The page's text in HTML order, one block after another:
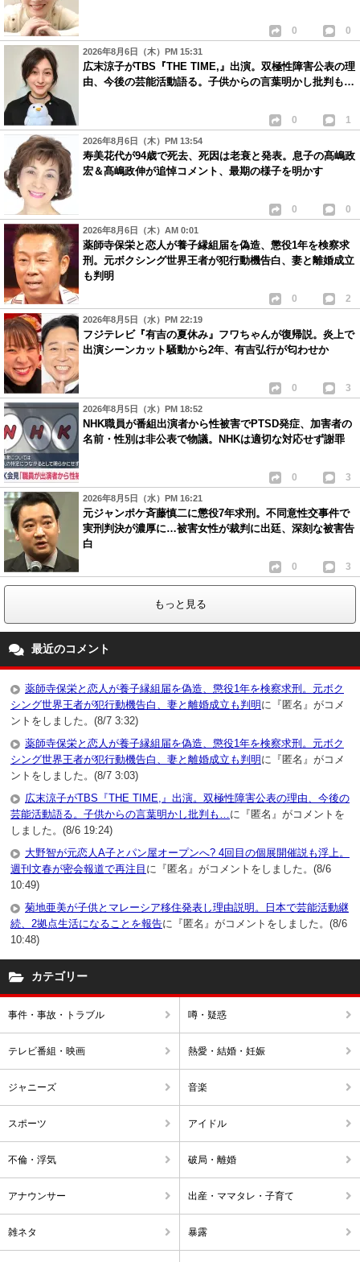
0 0
2026年8月6日（木）PM 15:31
広末涼子がTBS『THE TIME,』出演。双極性障害公表の理
由、今後の芸能活動語る。子供からの言葉明かし批判も…
0 1
2026年8月6日（木）PM 13:54
寿美花代が94歳で死去、死因は老衰と発表。息子の髙嶋政
宏＆髙嶋政伸が追悼コメント、最期の様子を明かす
0 0
2026年8月6日（木）AM 0:01
薬師寺保栄と恋人が養子縁組届を偽造、懲役1年を検察求
刑。元ボクシング世界王者が犯行動機告白、妻と離婚成立
も判明
0 2
2026年8月5日（水）PM 22:19
フジテレビ『有吉の夏休み』フワちゃんが復帰説。炎上で
出演シーンカット騒動から2年、有吉弘行が匂わせか
0 3
2026年8月5日（水）PM 18:52
NHK職員が番組出演者から性被害でPTSD発症、加害者の
名前・性別は非公表で物議。NHKは適切な対応せず謝罪
0 3
2026年8月5日（水）PM 16:21
元ジャンポケ斉藤慎二に懲役7年求刑。不同意性交事件で
実刑判決が濃厚に…被害女性が裁判に出廷、深刻な被害告
白
0 3
もっと見る
最近のコメント
薬師寺保栄と恋人が養子縁組届を偽造、懲役1年を検察求刑。元ボク
シング世界王者が犯行動機告白、妻と離婚成立も判明 に『匿名』がコメ
ントをしました。(8/7 3:32)
薬師寺保栄と恋人が養子縁組届を偽造、懲役1年を検察求刑。元ボク
シング世界王者が犯行動機告白、妻と離婚成立も判明 に『匿名』がコメ
ントをしました。(8/7 3:03)
広末涼子がTBS『THE TIME,』出演。双極性障害公表の理由、今後の
芸能活動語る。子供からの言葉明かし批判も…に『匿名』がコメントを
しました。(8/6 19:24)
大野智が元恋人A子とパン屋オープンへ? 4回目の個展開催説も浮上。
週刊文春が密会報道で再注目 に『匿名』がコメントをしました。(8/6
10:49)
菊地亜美が子供とマレーシア移住発表し理由説明。日本で芸能活動継
続、2拠点生活になることを報告に『匿名』がコメントをしました。(8/6
10:48)
カテゴリー
事件・事故・トラブル 噂・疑惑
テレビ番組・映画 熱愛・結婚・妊娠
ジャニーズ 音楽
スポーツ アイドル
不倫・浮気 破局・離婚
アナウンサー 出産・ママタレ・子育て
雑ネタ 暴露